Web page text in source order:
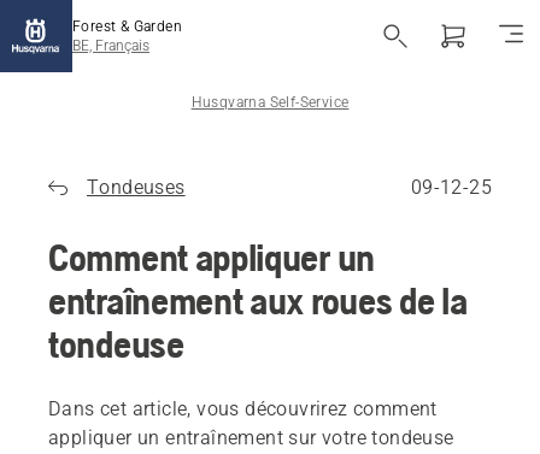
Forest & Garden
BE, Français
Husqvarna Self-Service
Tondeuses 09-12-25
Comment appliquer un
entraînement aux roues de la
tondeuse
Dans cet article, vous découvrirez comment
appliquer un entraînement sur votre tondeuse